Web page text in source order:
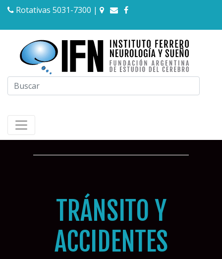
Rotativas 5031-7300 |
TRÁNSITO Y
ACCIDENTES